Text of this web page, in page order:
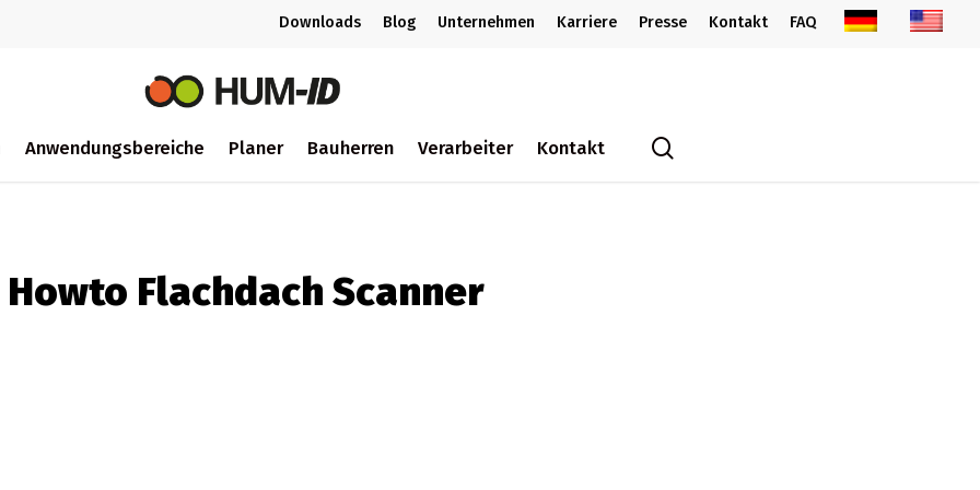
Downloads Blog Unternehmen Karriere Presse Kontakt FAQ
Anwendungsbereiche Planer Bauherren Verarbeiter Kontakt
Howto Flachdach Scanner